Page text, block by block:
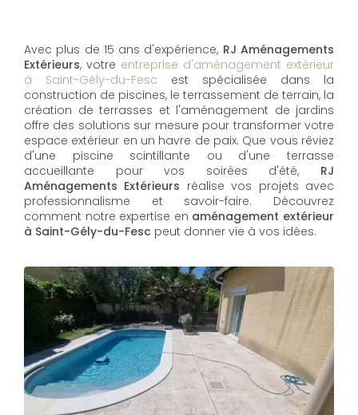
Avec plus de 15 ans d'expérience, RJ Aménagements
Extérieurs, votre entreprise d'aménagement extérieur
à Saint-Gély-du-Fesc est spécialisée dans la
construction de piscines, le terrassement de terrain, la
création de terrasses et l'aménagement de jardins
offre des solutions sur mesure pour transformer votre
espace extérieur en un havre de paix. Que vous rêviez
d'une piscine scintillante ou d'une terrasse
accueillante pour vos soirées d'été, RJ
Aménagements Extérieurs réalise vos projets avec
professionnalisme et savoir-faire. Découvrez
comment notre expertise en aménagement extérieur
à Saint-Gély-du-Fesc peut donner vie à vos idées.